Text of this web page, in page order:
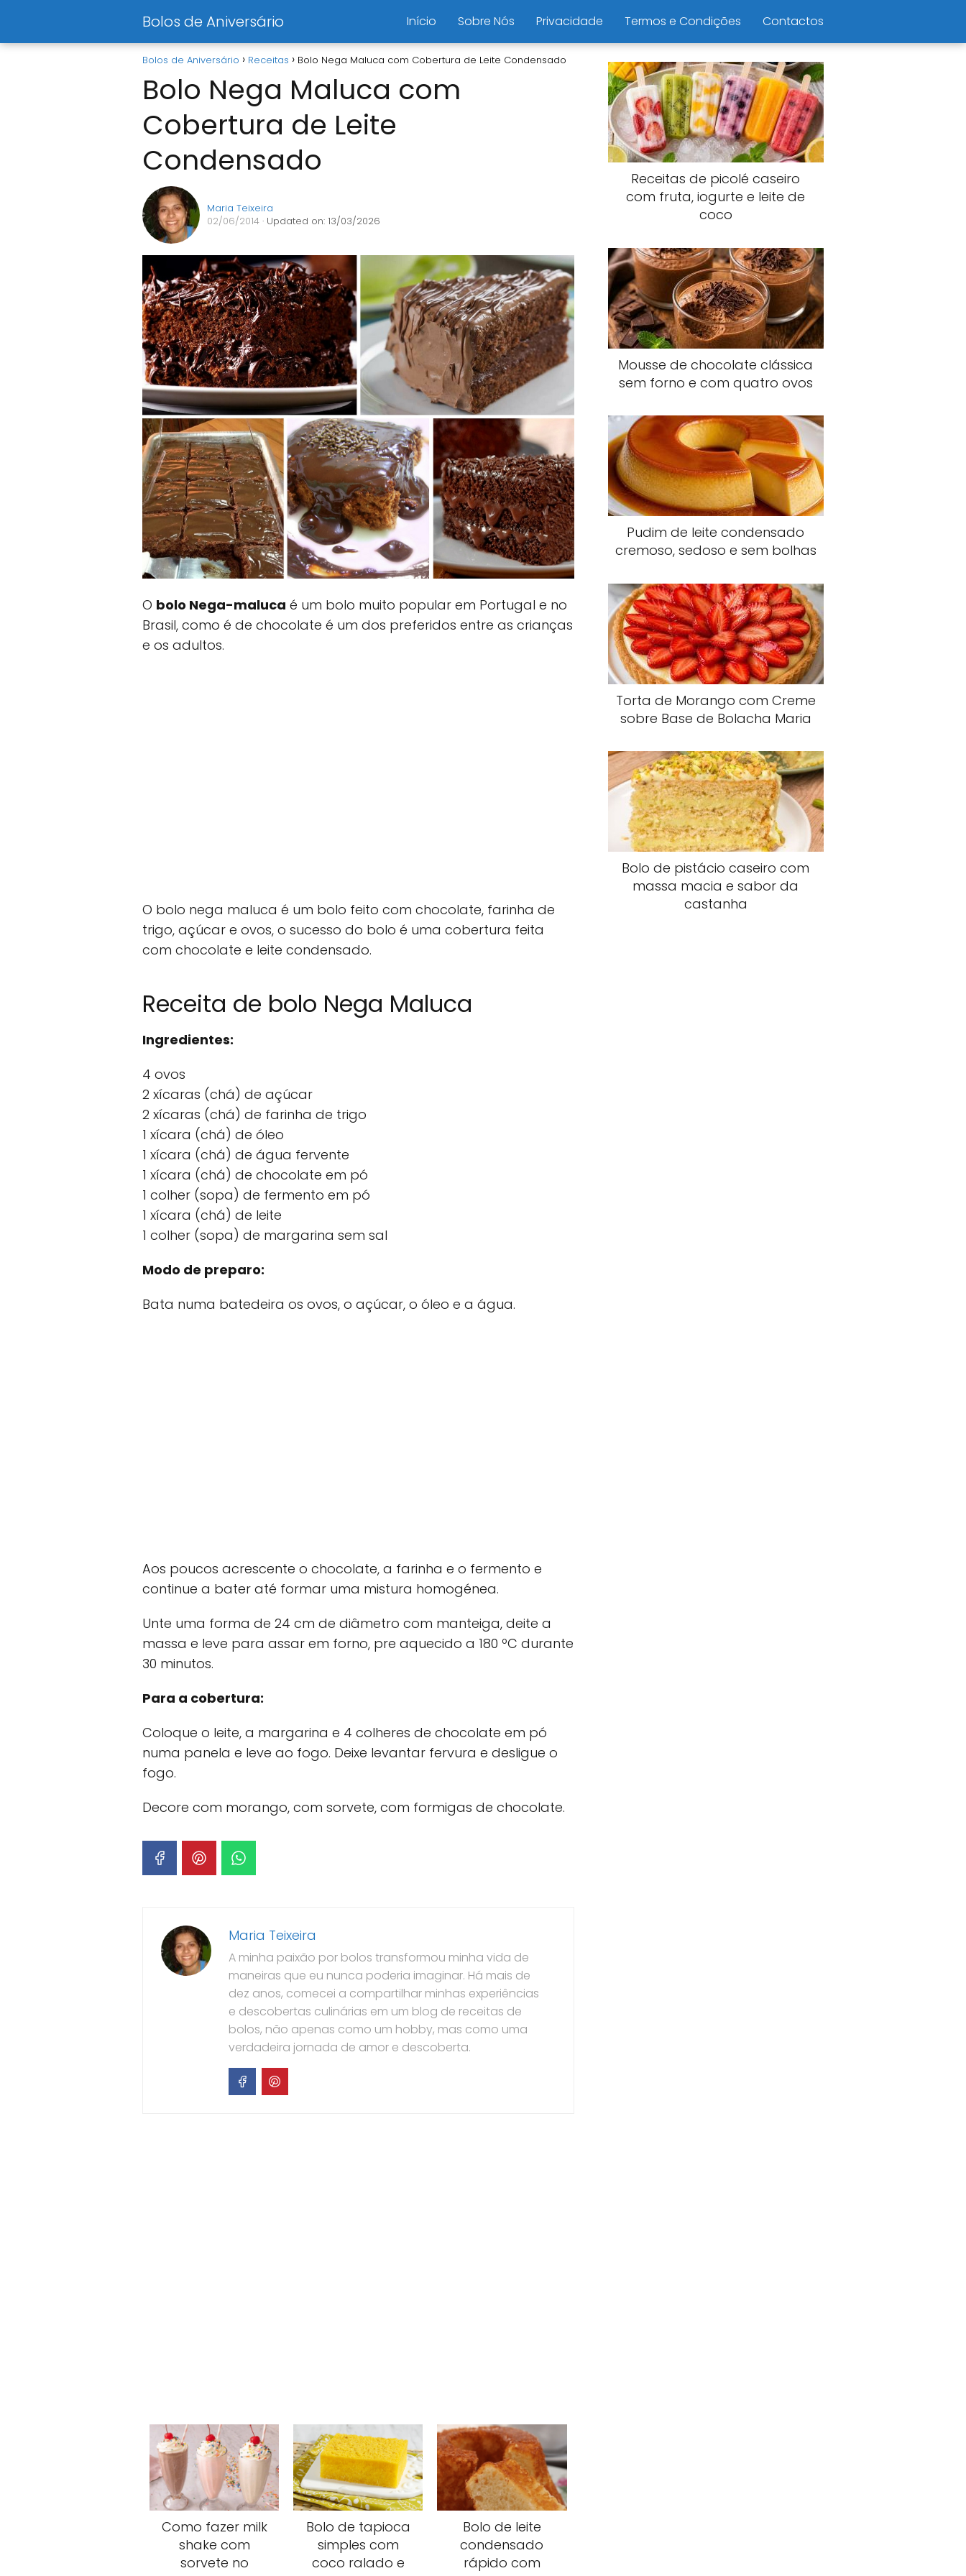
Bolos de Aniversário Início Sobre Nós Privacidade Termos e Condições Contactos
Bolos de Aniversário Receitas Bolo Nega Maluca com Cobertura de Leite Condensado
Bolo Nega Maluca com
Cobertura de Leite
Condensado
Maria Teixeira
02/06/2014 · Updated on: 13/03/2026
O bolo Nega-maluca é um bolo muito popular em Portugal e no
Brasil, como é de chocolate é um dos preferidos entre as crianças
e os adultos.
O bolo nega maluca é um bolo feito com chocolate, farinha de
trigo, açúcar e ovos, o sucesso do bolo é uma cobertura feita
com chocolate e leite condensado.
Receita de bolo Nega Maluca
Ingredientes:
4 ovos
2 xícaras (chá) de açúcar
2 xícaras (chá) de farinha de trigo
1 xícara (chá) de óleo
1 xícara (chá) de água fervente
1 xícara (chá) de chocolate em pó
1 colher (sopa) de fermento em pó
1 xícara (chá) de leite
1 colher (sopa) de margarina sem sal
Modo de preparo:
Bata numa batedeira os ovos, o açúcar, o óleo e a água.
Aos poucos acrescente o chocolate, a farinha e o fermento e
continue a bater até formar uma mistura homogénea.
Unte uma forma de 24 cm de diâmetro com manteiga, deite a
massa e leve para assar em forno, pre aquecido a 180 ºC durante
30 minutos.
Para a cobertura:
Coloque o leite, a margarina e 4 colheres de chocolate em pó
numa panela e leve ao fogo. Deixe levantar fervura e desligue o
fogo.
Decore com morango, com sorvete, com formigas de chocolate.
Maria Teixeira
A minha paixão por bolos transformou minha vida de
maneiras que eu nunca poderia imaginar. Há mais de
dez anos, comecei a compartilhar minhas experiências
e descobertas culinárias em um blog de receitas de
bolos, não apenas como um hobby, mas como uma
verdadeira jornada de amor e descoberta.
Como fazer milk
shake com
sorvete no
Bolo de tapioca
simples com
coco ralado e
Bolo de leite
condensado
rápido com
Receitas de picolé caseiro
com fruta, iogurte e leite de
coco
Mousse de chocolate clássica
sem forno e com quatro ovos
Pudim de leite condensado
cremoso, sedoso e sem bolhas
Torta de Morango com Creme
sobre Base de Bolacha Maria
Bolo de pistácio caseiro com
massa macia e sabor da
castanha